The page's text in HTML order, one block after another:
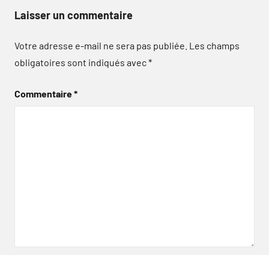
Laisser un commentaire
Votre adresse e-mail ne sera pas publiée. Les champs
obligatoires sont indiqués avec*
Commentaire*